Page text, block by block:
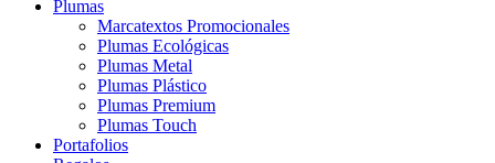
Plumas
Marcatextos Promocionales
Plumas Ecológicas
Plumas Metal
Plumas Plástico
Plumas Premium
Plumas Touch
Portafolios